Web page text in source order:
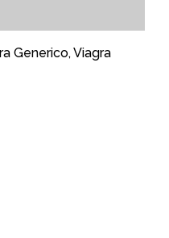
Generico, Viagra